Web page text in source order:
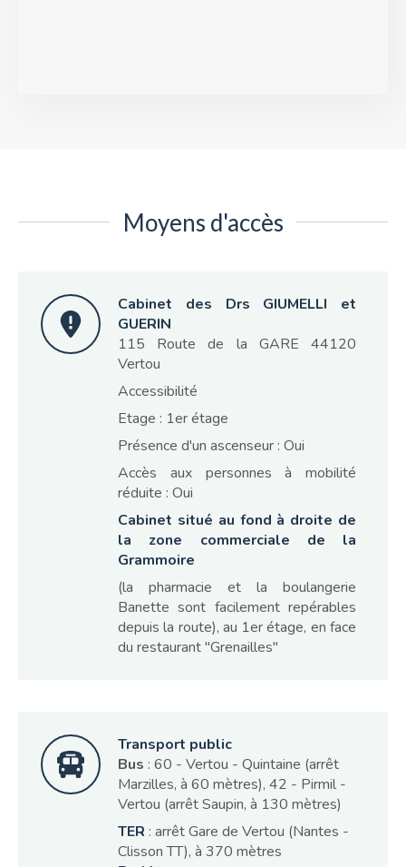
Moyens d'accès
Cabinet des Drs GIUMELLI et
GUERIN
115 Route de la GARE 44120
Vertou
Accessibilité
Etage : 1er étage
Présence d'un ascenseur : Oui
Accès aux personnes à mobilité
réduite : Oui
Cabinet situé au fond à droite de
la zone commerciale de la
Grammoire
(la pharmacie et la boulangerie
Banette sont facilement repérables
depuis la route), au 1er étage, en face
du restaurant "Grenailles"
Transport public
Bus : 60 - Vertou - Quintaine (arrêt
Marzilles, à 60 mètres), 42 - Pirmil -
Vertou (arrêt Saupin, à 130 mètres)
TER : arrêt Gare de Vertou (Nantes -
Clisson TT), à 370 mètres